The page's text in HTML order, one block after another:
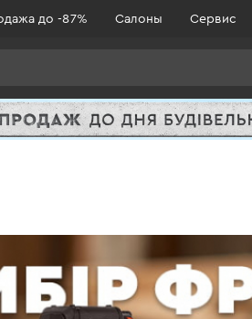
до -87% Салоны Сервис